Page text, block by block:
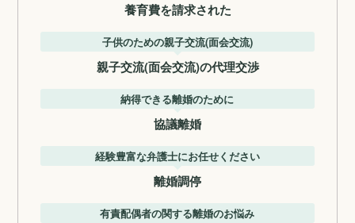
養育費を請求された
子供のための親子交流(面会交流)
親子交流(面会交流)の代理交渉
納得できる離婚のために
協議離婚
経験豊富な弁護士にお任せください
離婚調停
有責配偶者の関する離婚のお悩み